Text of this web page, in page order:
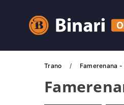
Trano Famerenana